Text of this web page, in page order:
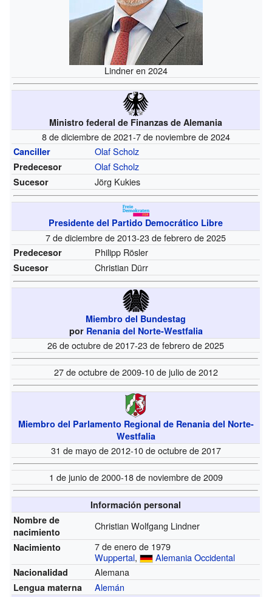
Lindner en 2024
Ministro federal de Finanzas de Alemania
8 de diciembre de 2021-7 de noviembre de 2024
Canciller Olaf Scholz
Predecesor Olaf Scholz
Sucesor Jörg Kukies
Presidente del Partido Democrático Libre
7 de diciembre de 2013-23 de febrero de 2025
Predecesor Philipp Rösler
Sucesor Christian Dürr
Miembro del Bundestag
por Renania del Norte-Westfalia
26 de octubre de 2017-23 de febrero de 2025
27 de octubre de 2009-10 de julio de 2012
Miembro del Parlamento Regional de Renania del Norte-
Westfalia
31 de mayo de 2012-10 de octubre de 2017
1 de junio de 2000-18 de noviembre de 2009
Información personal
Nombre de
nacimiento
Christian Wolfgang Lindner
Nacimiento
7 de enero de 1979
Wuppertal, Alemania Occidental
Nacionalidad Alemana
Lengua materna Alemán